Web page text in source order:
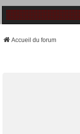
Accueil du forum